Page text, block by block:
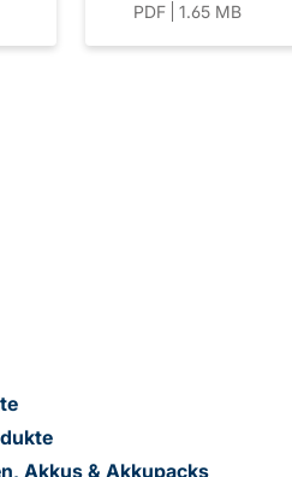
PDF 1.65 MB
Akkus & Akkupacks